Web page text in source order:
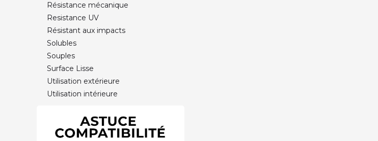
Résistance mécanique
Resistance UV
Résistant aux impacts
Solubles
Souples
Surface Lisse
Utilisation extérieure
Utilisation intérieure